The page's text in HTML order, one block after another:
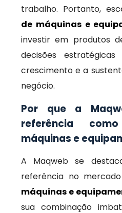
trabalho. Portanto,
de máquinas e
investir em produtos
decisões
crescimento e a
negócio.
Por que a
referência
máquinas e
A Maqweb se
referência no
máquinas e
sua combinação